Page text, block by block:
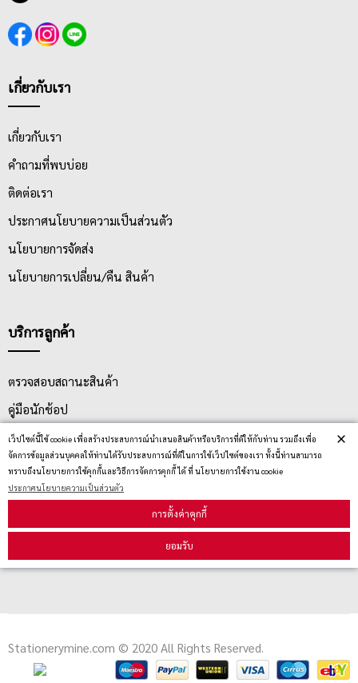
เว็ปไซต์นี้ใช้ cookie เพื่อสร้างประสบการณ์นำเสนอสินค้าหรือบริการที่ดีให้กับท่าน รวมถึงเพื่อ
จัดการข้อมูลส่วนบุคคลให้ท่านได้รับประสบการณ์ที่ดีในการใช้เว็ปไซต์ของเรา ทั้งนี้ท่านสามารถ
ทราบถึงนโยบายการใช้คุกกี้และวิธีการจัดการคุกกี้ ได้ ที่ นโยบายการใช้งาน cookie
ประกาศนโยบายความเป็นส่วนตัว
การตั้งค่าคุกกี้
ยอมรับ
×
เกี่ยวกับเรา
เกี่ยวกับเรา
คำถามที่พบบ่อย
ติดต่อเรา
ประกาศนโยบายความเป็นส่วนตัว
นโยบายการจัดส่ง
นโยบายการเปลี่ยน/คืน สินค้า
บริการลูกค้า
ตรวจสอบสถานะสินค้า
คู่มือนักช้อป
วิธีลบคุกกี้
สมัครรับข่าวสาร
รับข่าวสาร
Stationerymine.com © 2020 All Rights Reserved.